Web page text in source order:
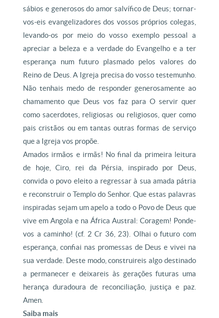
sábios e generosos do amor salvífico de Deus; tornar-
vos-eis evangelizadores dos vossos próprios colegas,
levando-os por meio do vosso exemplo pessoal a
apreciar a beleza e a verdade do Evangelho e a ter
esperança num futuro plasmado pelos valores do
Reino de Deus. A Igreja precisa do vosso testemunho.
Não tenhais medo de responder generosamente ao
chamamento que Deus vos faz para O servir quer
como sacerdotes, religiosas ou religiosos, quer como
pais cristãos ou em tantas outras formas de serviço
que a Igreja vos propõe.
Amados irmãos e irmãs! No final da primeira leitura
de hoje, Ciro, rei da Pérsia, inspirado por Deus,
convida o povo eleito a regressar à sua amada pátria
e reconstruir o Templo do Senhor. Que estas palavras
inspiradas sejam um apelo a todo o Povo de Deus que
vive em Angola e na África Austral: Coragem! Ponde-
vos a caminho! (cf. 2 Cr 36, 23). Olhai o futuro com
esperança, confiai nas promessas de Deus e vivei na
sua verdade. Deste modo, construireis algo destinado
a permanecer e deixareis às gerações futuras uma
herança duradoura de reconciliação, justiça e paz.
Amen.
Saiba mais